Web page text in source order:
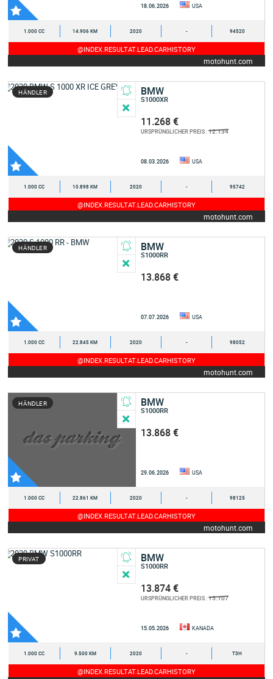
18.06.2026 USA
1.000 CC 14.906 KM 2020 - 94520
@INDEX.RESULTAT.LEAD.CARHISTORY
motohunt.com
HÄNDLER BMW
S1000XR
11.268 €
URSPRÜNGLICHER PREIS :12.134
08.03.2026 USA
1.000 CC 10.898 KM 2020 - 95742
@INDEX.RESULTAT.LEAD.CARHISTORY
motohunt.com
HÄNDLER BMW
S1000RR
13.868 €
07.07.2026 USA
1.000 CC 22.845 KM 2020 - 98052
@INDEX.RESULTAT.LEAD.CARHISTORY
motohunt.com
HÄNDLER BMW
S1000RR
13.868 €
29.06.2026 USA
1.000 CC 22.861 KM 2020 - 98125
@INDEX.RESULTAT.LEAD.CARHISTORY
motohunt.com
PRIVAT BMW
S1000RR
13.874 €
URSPRÜNGLICHER PREIS :15.107
15.05.2026 KANADA
1.000 CC 9.500 KM 2020 - T3H
@INDEX.RESULTAT.LEAD.CARHISTORY